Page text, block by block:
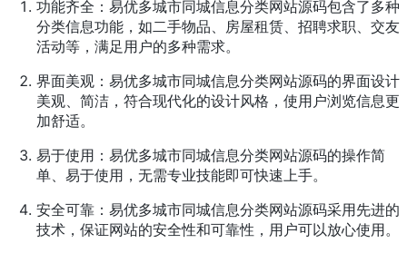
功能齐全：易优多城市同城信息分类网站源码包含了多种
分类信息功能，如二手物品、房屋租赁、招聘求职、交友
活动等，满足用户的多种需求。
界面美观：易优多城市同城信息分类网站源码的界面设计
美观、简洁，符合现代化的设计风格，使用户浏览信息更
加舒适。
易于使用：易优多城市同城信息分类网站源码的操作简
单、易于使用，无需专业技能即可快速上手。
安全可靠：易优多城市同城信息分类网站源码采用先进的
技术，保证网站的安全性和可靠性，用户可以放心使用。